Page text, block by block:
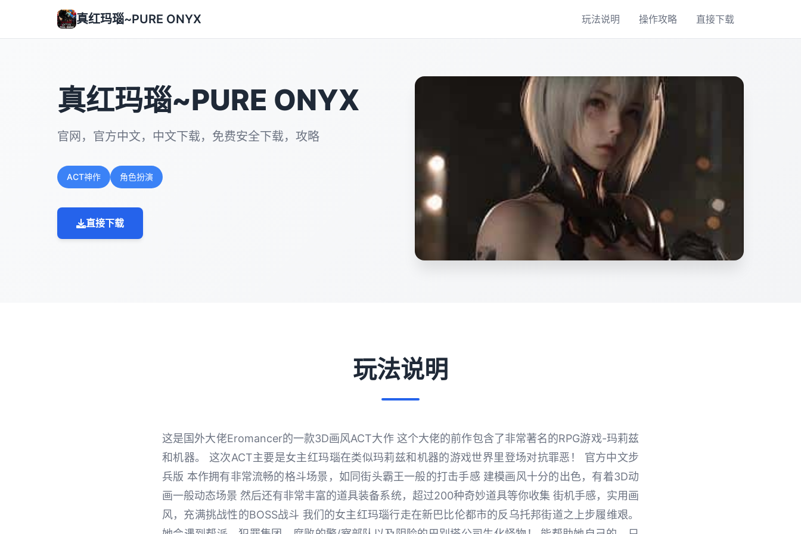
真红玛瑙~PURE ONYX 玩法说明 操作攻略 直接下载
真红玛瑙~PURE ONYX
官网，官方中文，中文下载，免费安全下载，攻略
ACT神作 角色扮演
直接下载
玩法说明
这是国外大佬Eromancer的一款3D画风ACT大作 这个大佬的前作包含了非常著名的RPG游戏-玛莉兹
和机器。 这次ACT主要是女主红玛瑙在类似玛莉兹和机器的游戏世界里登场对抗罪恶！ 官方中文步
兵版 本作拥有非常流畅的格斗场景，如同街头霸王一般的打击手感 建模画风十分的出色，有着3D动
画一般动态场景 然后还有非常丰富的道具装备系统，超过200种奇妙道具等你收集 街机手感，实用画
风，充满挑战性的BOSS战斗 我们的女主红玛瑙行走在新巴比伦都市的反乌托邦街道之上步履维艰。